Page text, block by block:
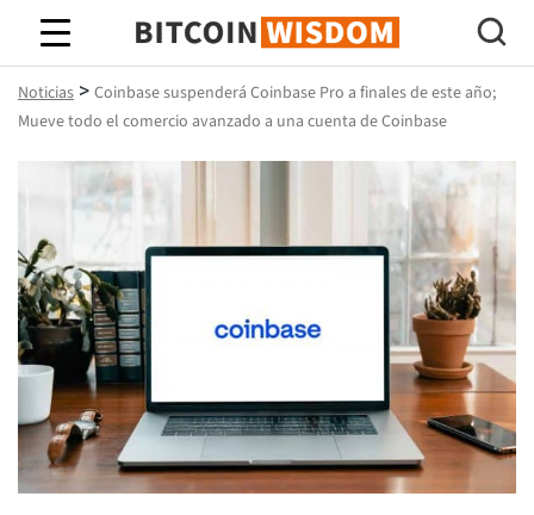
Sabiduría de Bitcoin
Noticias > Coinbase suspenderá Coinbase Pro a finales de este año;
Mueve todo el comercio avanzado a una cuenta de Coinbase